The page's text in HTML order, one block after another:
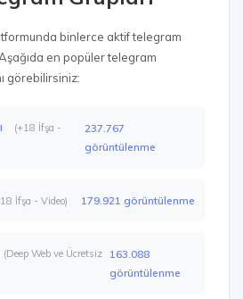
binlerce aktif telegram
en popüler telegram
görebilirsiniz:
(+18 İfşa -
237.767
görüntülenme
İfşa - Video) 179.921 görüntülenme
(Deep Web ve Ücretsiz
163.088
görüntülenme